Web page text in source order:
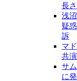
長
浅
疑
訴
マ
共演
サ
に